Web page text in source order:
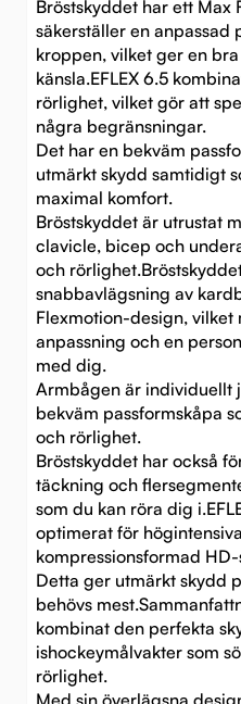
Bröstskyddet har ett Max
säkerställer en anpassad
kroppen, vilket ger en
känsla.EFLEX 6.5
rörlighet, vilket gör att
några begränsningar.
Det har en bekväm
utmärkt skydd samtidigt
maximal komfort.
Bröstskyddet är utrustat
clavicle, bicep och
och
snabbavlägsning av
Flexmotion-design, vilket
anpassning och en
med dig.
Armbågen är individuellt
bekväm passformskåpa
och rörlighet.
Bröstskyddet har också
täckning och
som du kan röra dig
optimerat för
kompressionsformad
Detta ger utmärkt skydd
behövs
kombinat den perfekta
ishockeymålvakter som
rörlighet.
Med sin överlägsna